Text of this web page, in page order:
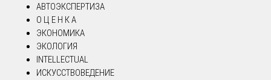
АВТОЭКСПЕРТИЗА
О Ц Е Н К А
ЭКОНОМИКА
ЭКОЛОГИЯ
INTELLECTUAL
ИСКУССТВОВЕДЕНИЕ